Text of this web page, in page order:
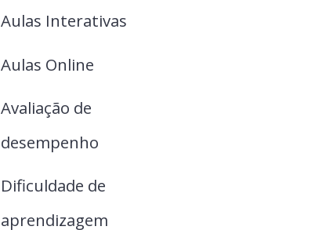
Aulas Interativas
Aulas Online
Avaliação de
desempenho
Dificuldade de
aprendizagem